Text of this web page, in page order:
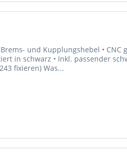
und Kupplungshebel • CNC
in schwarz • Inkl. passender
fixieren) Was...